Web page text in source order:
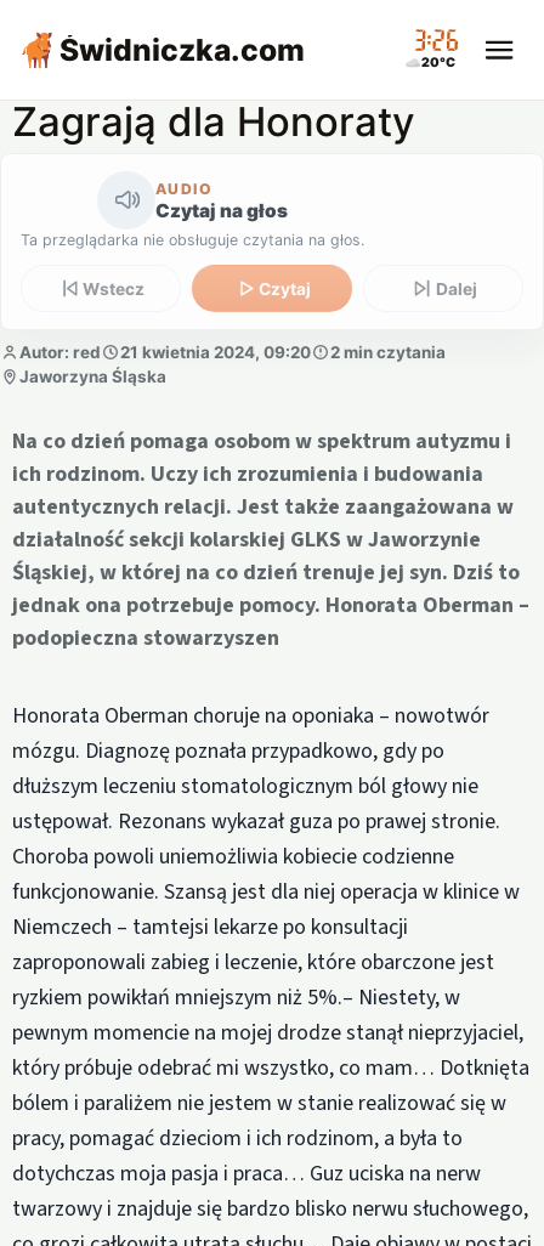
Świdniczka.com 03:26
20°C
Zagrają dla Honoraty
AUDIO
Czytaj na głos
Ta przeglądarka nie obsługuje czytania na głos.
Wstecz Czytaj Dalej
Autor: red 21 kwietnia 2024, 09:20
2 min czytania
Jaworzyna Śląska
Na co dzień pomaga osobom w spektrum autyzmu i
ich rodzinom. Uczy ich zrozumienia i budowania
autentycznych relacji. Jest także zaangażowana w
działalność sekcji kolarskiej GLKS w Jaworzynie
Śląskiej, w której na co dzień trenuje jej syn. Dziś to
jednak ona potrzebuje pomocy. Honorata Oberman –
podopieczna stowarzyszen
Honorata Oberman choruje na oponiaka – nowotwór
mózgu. Diagnozę poznała przypadkowo, gdy po
dłuższym leczeniu stomatologicznym ból głowy nie
ustępował. Rezonans wykazał guza po prawej stronie.
Choroba powoli uniemożliwia kobiecie codzienne
funkcjonowanie. Szansą jest dla niej operacja w klinice w
Niemczech – tamtejsi lekarze po konsultacji
zaproponowali zabieg i leczenie, które obarczone jest
ryzkiem powikłań mniejszym niż 5%.– Niestety, w
pewnym momencie na mojej drodze stanął nieprzyjaciel,
który próbuje odebrać mi wszystko, co mam… Dotknięta
bólem i paraliżem nie jestem w stanie realizować się w
pracy, pomagać dzieciom i ich rodzinom, a była to
dotychczas moja pasja i praca… Guz uciska na nerw
twarzowy i znajduje się bardzo blisko nerwu słuchowego,